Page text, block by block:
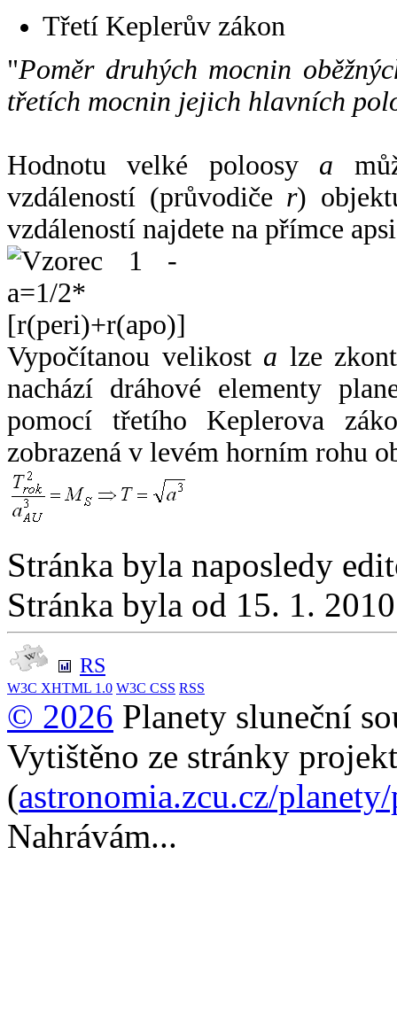
Třetí Keplerův zákon
"Poměr druhých mocnin
třetích mocnin jejich hlavních
Hodnotu velké poloosy a
vzdáleností (průvodiče r)
vzdáleností najdete na přímce
Vypočítanou velikost a lze
nachází dráhové elementy
pomocí třetího Keplerova
zobrazená v levém horním rohu
Stránka byla naposledy
Stránka byla od 15. 1.
RS
W3C XHTML 1.0 W3C CSS RSS
© 2026 Planety sluneční
Vytištěno ze stránky
(astronomia.zcu.cz/
Nahrávám...